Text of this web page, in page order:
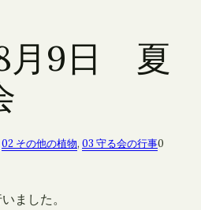
月9日 夏
02 その他の植物, 03 守る会の行事0
ました。